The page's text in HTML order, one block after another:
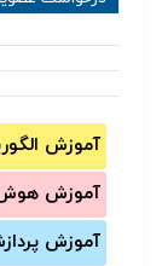
آموزش
آموزش‌
آموزش‌